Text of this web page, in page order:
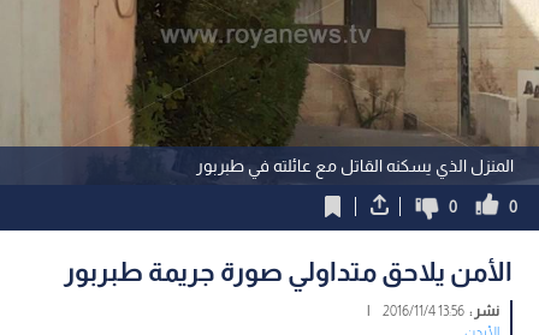
المنزل الذي يسكنه القاتل مع عائلته في طبربور
0
0
الأمن يلاحق متداولي صورة جريمة طبربور
نشر :13:56 2016/11/4
|